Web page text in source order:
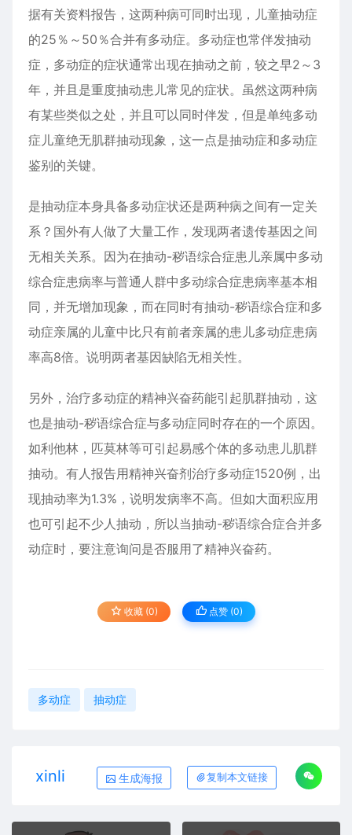
据有关资料报告，这两种病可同时出现，儿童抽动症
的25％～50％合并有多动症。多动症也常伴发抽动
症，多动症的症状通常出现在抽动之前，较之早2～3
年，并且是重度抽动患儿常见的症状。虽然这两种病
有某些类似之处，并且可以同时伴发，但是单纯多动
症儿童绝无肌群抽动现象，这一点是抽动症和多动症
鉴别的关键。
是抽动症本身具备多动症状还是两种病之间有一定关
系？国外有人做了大量工作，发现两者遗传基因之间
无相关关系。因为在抽动-秽语综合症患儿亲属中多动
综合症患病率与普通人群中多动综合症患病率基本相
同，并无增加现象，而在同时有抽动-秽语综合症和多
动症亲属的儿童中比只有前者亲属的患儿多动症患病
率高8倍。说明两者基因缺陷无相关性。
另外，治疗多动症的精神兴奋药能引起肌群抽动，这
也是抽动-秽语综合症与多动症同时存在的一个原因。
如利他林，匹莫林等可引起易感个体的多动患儿肌群
抽动。有人报告用精神兴奋剂治疗多动症1520例，出
现抽动率为1.3%，说明发病率不高。但如大面积应用
也可引起不少人抽动，所以当抽动-秽语综合症合并多
动症时，要注意询问是否服用了精神兴奋药。
收藏 (0) 点赞 (0)
多动症 抽动症
xinli 生成海报 复制本文链接